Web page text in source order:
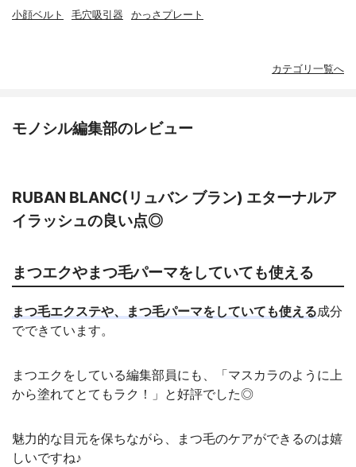
小顔ベルト 毛穴吸引器 かっさプレート
カテゴリ一覧へ
モノシル編集部のレビュー
RUBAN BLANC(リュバン ブラン) エターナルア
イラッシュの良い点◎
まつエクやまつ毛パーマをしていても使える
まつ毛エクステや、まつ毛パーマをしていても使える成分
でできています。
まつエクをしている編集部員にも、「マスカラのように上
から塗れてとてもラク！」と好評でした◎
魅力的な目元を保ちながら、まつ毛のケアができるのは嬉
しいですね♪